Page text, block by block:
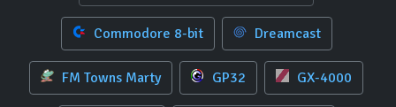
Commodore 8-bit Dreamcast
FM Towns Marty GP32 GX-4000